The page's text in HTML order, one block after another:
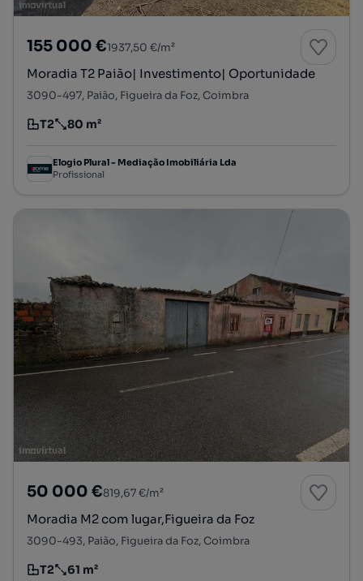
155 000 €1937,50 €/m²
Moradia T2 Paião| Investimento| Oportunidade
3090-497, Paião, Figueira da Foz, Coimbra
Tipologia
T2
Preço por metro quadrado
80 m²
Elogio Plural - Mediação Imobiliária Lda
Profissional
50 000 €819,67 €/m²
Moradia M2 com lugar,Figueira da Foz
3090-493, Paião, Figueira da Foz, Coimbra
Tipologia
T2
Preço por metro quadrado
61 m²